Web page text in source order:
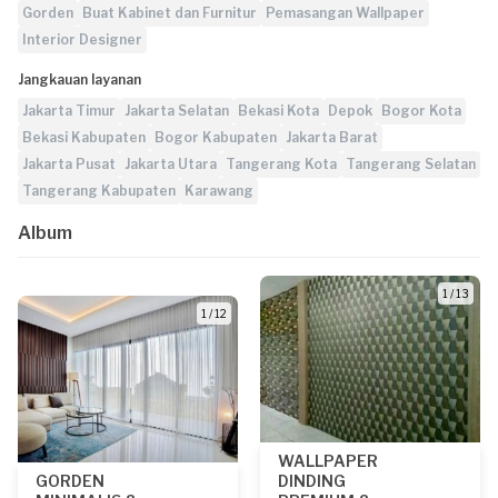
Gorden Buat Kabinet dan Furnitur
Pemasangan Wallpaper
Interior Designer
Jangkauan layanan
Jakarta Timur
Jakarta Selatan Bekasi Kota Depok
Bogor Kota
Bekasi Kabupaten
Bogor Kabupaten Jakarta Barat
Jakarta Pusat
Jakarta Utara Tangerang Kota Tangerang Selatan
Tangerang Kabupaten
Karawang
Album
1 / 12
GORDEN
1 / 13
WALLPAPER
DINDING